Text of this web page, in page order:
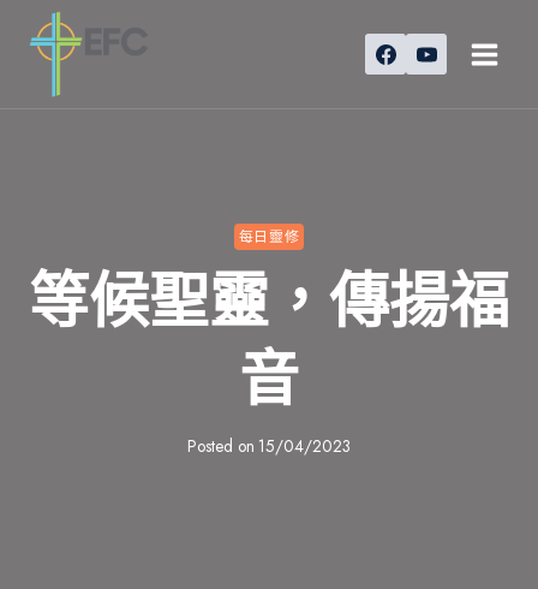
每日靈修
等候聖靈，傳揚福
音
Posted on 15/04/2023